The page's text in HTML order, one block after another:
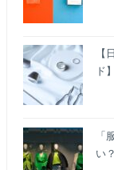
【
ド
「
い